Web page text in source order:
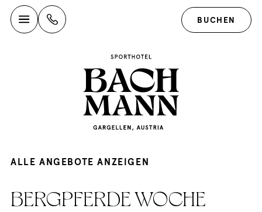
BUCHEN
ALLE ANGEBOTE ANZEIGEN
BERGPFERDE WOCHE